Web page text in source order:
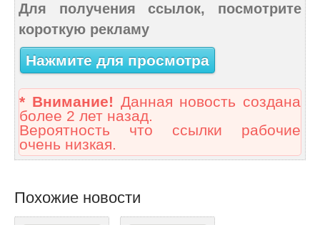
Для получения ссылок, посмотрите
короткую рекламу
Нажмите для просмотра
* Внимание! Данная новость создана
более 2 лет назад.
Вероятность что ссылки рабочие
очень низкая.
Похожие новости